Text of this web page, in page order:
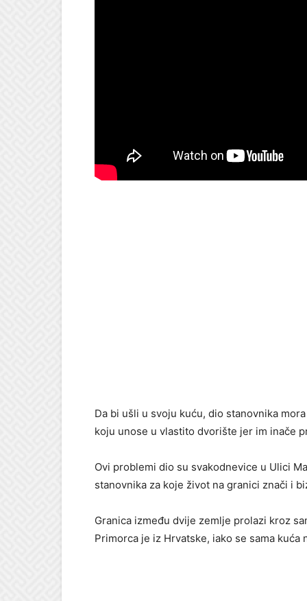
Da bi ušli u svoju kuću, dio stanovnika
koju unose u vlastito dvorište jer im inače
Ovi problemi dio su svakodnevice u Ulici
stanovnika za koje život na granici znači i
Granica između dvije zemlje prolazi kroz
Primorca je iz Hrvatske, iako se sama kuća